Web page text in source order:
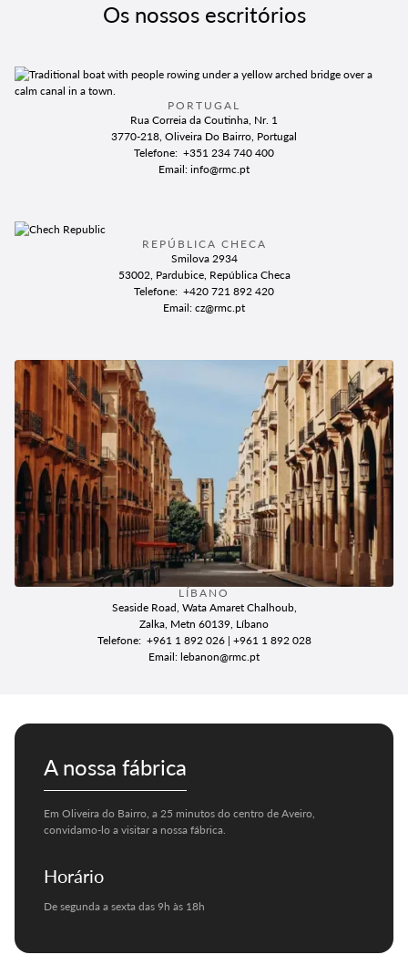
Os nossos escritórios
PORTUGAL
Rua Correia da Coutinha, Nr. 1
3770-218, Oliveira Do Bairro, Portugal
Telefone: +351 234 740 400
Email: info@rmc.pt
REPÚBLICA CHECA
Smilova 2934
53002, Pardubice, República Checa
Telefone: +420 721 892 420
Email: cz@rmc.pt
LÍBANO
Seaside Road, Wata Amaret Chalhoub,
Zalka, Metn 60139, Líbano
Telefone: +961 1 892 026 | +961 1 892 028
Email: lebanon@rmc.pt
A nossa fábrica
Em Oliveira do Bairro, a 25 minutos do centro de Aveiro,
convidamo-lo a visitar a nossa fábrica.
Horário
De segunda a sexta das 9h às 18h